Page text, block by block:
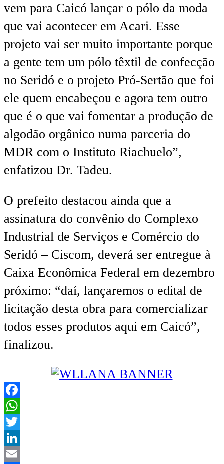
vem para Caicó lançar o pólo da moda
que vai acontecer em Acari. Esse
projeto vai ser muito importante porque
a gente tem um pólo têxtil de confecção
no Seridó e o projeto Pró-Sertão que foi
ele quem encabeçou e agora tem outro
que é o que vai fomentar a produção de
algodão orgânico numa parceria do
MDR com o Instituto Riachuelo”,
enfatizou Dr. Tadeu.
O prefeito destacou ainda que a
assinatura do convênio do Complexo
Industrial de Serviços e Comércio do
Seridó – Ciscom, deverá ser entregue à
Caixa Econômica Federal em dezembro
próximo: “daí, lançaremos o edital de
licitação desta obra para comercializar
todos esses produtos aqui em Caicó”,
finalizou.
Facebook
WhatsApp
Twitter
LinkedIn